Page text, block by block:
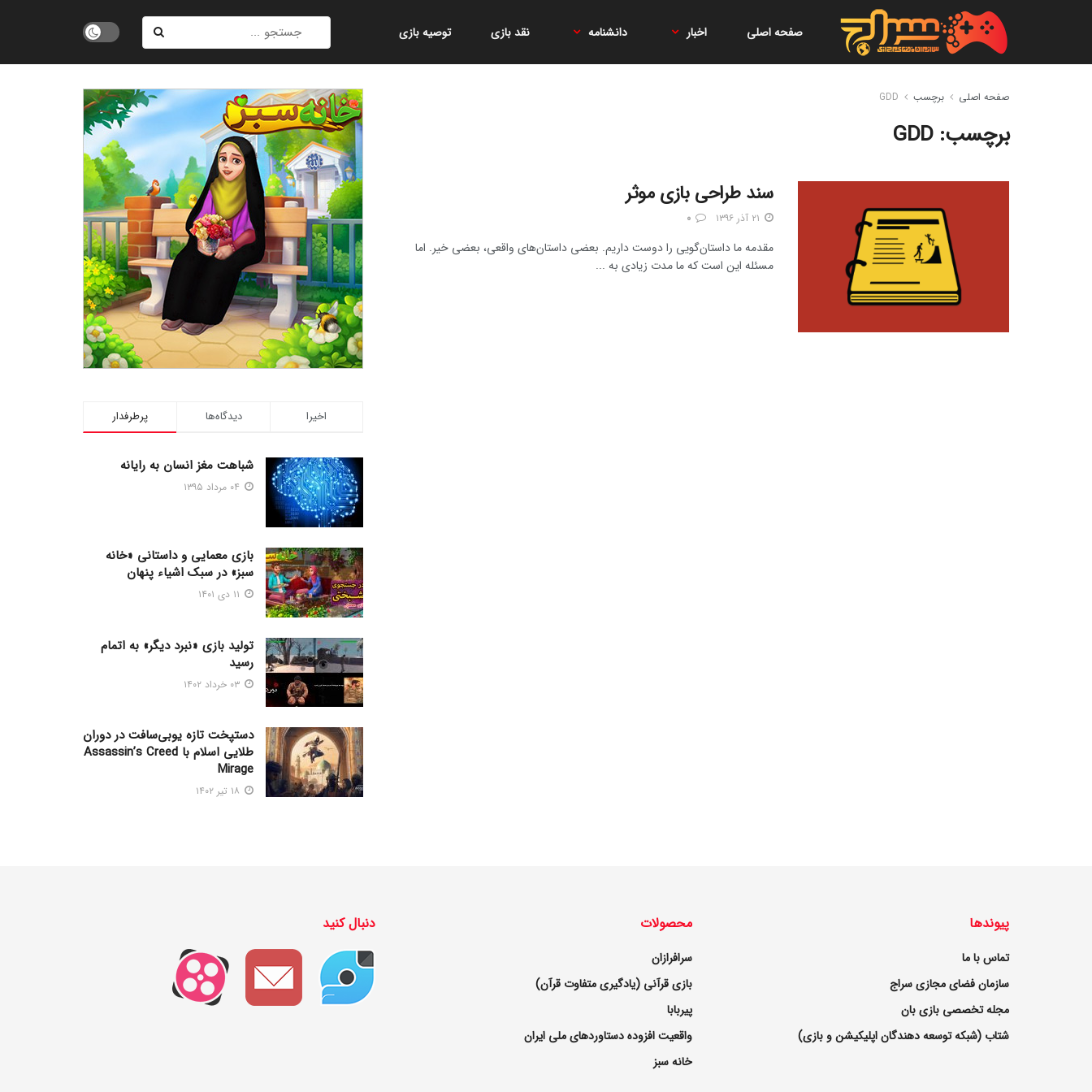
صفحه اصلی اخبار دانشنامه نقد بازی توصیه بازی
صفحه اصلی برچسب GDD
برچسب:GDD
سند طراحی بازی موثر
مقدمه ما داستان‌گویی را دوست داریم. بعضی داستان‌های واقعی، بعضی خیر. اما
مسئله این است که ما مدت زیادی به ...
پرطرفدار دیدگاه‌ها اخیرا
شباهت مغز انسان به رایانه
بازی معمایی و داستانی «خانه
سبز» در سبک اشیاء پنهان
تولید بازی «نبرد دیگر» به اتمام
رسید
دستپخت تازه یوبی‌سافت در دوران
طلایی اسلام با Assassin’s Creed
Mirage
پیوندها
تماس با ما
سازمان فضای مجازی سراج
مجله تخصصی بازی بان
شتاب (شبکه توسعه دهندگان اپلیکیشن و بازی)
محصولات
سرافرازان
بازی قرآنی (یادگیری متفاوت قرآن)
پیربابا
واقعیت افزوده دستاوردهای ملی ایران
خانه سبز
دنبال کنید